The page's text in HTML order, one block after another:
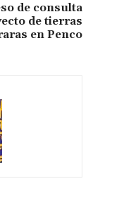
de consulta
de tierras
en Penco